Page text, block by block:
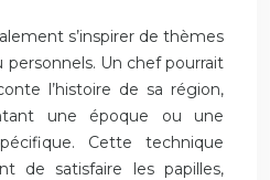
s’inspirer de thèmes
personnels. Un chef pourrait
l’histoire de sa région,
une époque ou une
Cette technique
de satisfaire les papilles,